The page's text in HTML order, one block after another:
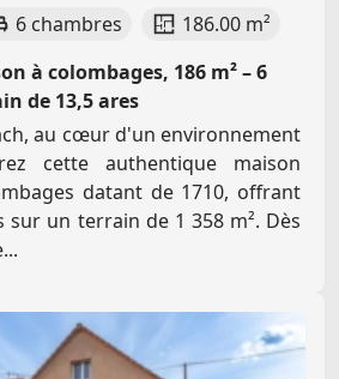
6 chambres
186.00 m²
à colombages, 186 m² – 6
de 13,5 ares
au cœur d'un environnement
cette authentique maison
datant de 1710, offrant
sur un terrain de 1 358 m². Dès